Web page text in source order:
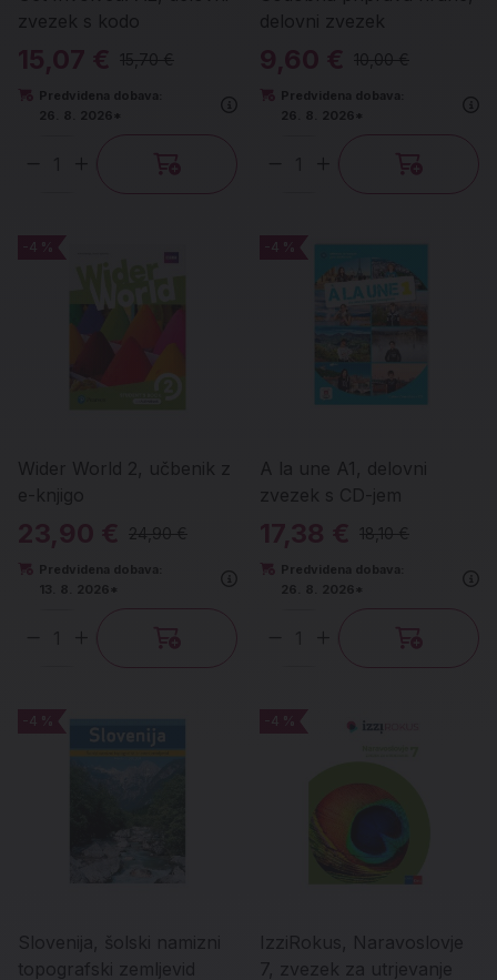
zvezek s kodo
15,07 € 15,70 €
Predvidena dobava:
26. 8. 2026*
delovni zvezek
9,60 € 10,00 €
Predvidena dobava:
26. 8. 2026*
Količina
-4 %
Wider World 2, učbenik z
e-knjigo
-4 %
23,90 € 24,90 €
Predvidena dobava:
13. 8. 2026*
Količina
-4 %
A la une A1, delovni
zvezek s CD-jem
-4 %
17,38 € 18,10 €
Predvidena dobava:
26. 8. 2026*
Količina
-4 %
Slovenija, šolski namizni
topografski zemljevid
-4 % -4 %
IzziRokus, Naravoslovje
7, zvezek za utrjevanje
-4 %